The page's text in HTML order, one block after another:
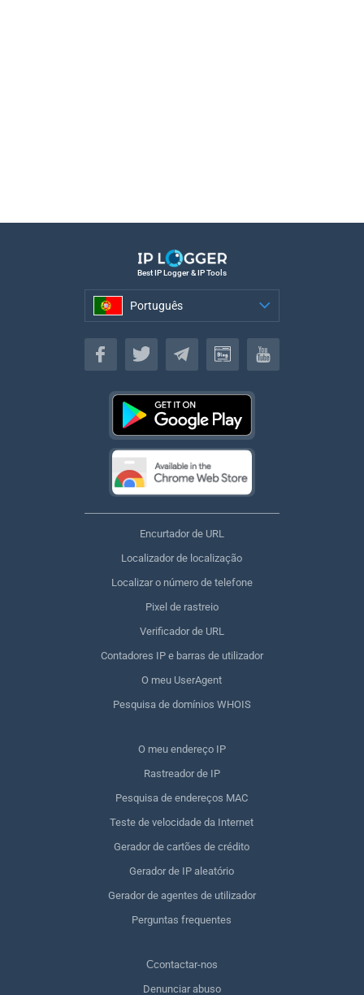
Best IP Logger & IP Tools
Português
Português
Encurtador de URL
Localizador de localização
Localizar o número de telefone
Pixel de rastreio
Verificador de URL
Contadores IP e barras de utilizador
O meu UserAgent
Pesquisa de domínios WHOIS
O meu endereço IP
Rastreador de IP
Pesquisa de endereços MAC
Teste de velocidade da Internet
Gerador de cartões de crédito
Gerador de IP aleatório
Gerador de agentes de utilizador
Perguntas frequentes
Сcontactar-nos
Denunciar abuso